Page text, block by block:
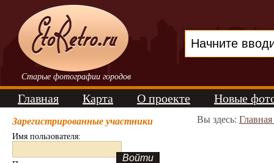
Старые фотографии городов
Главная Карта О проекте Новые
Зарегистрированные участники
Имя пользователя:
Вы здесь: